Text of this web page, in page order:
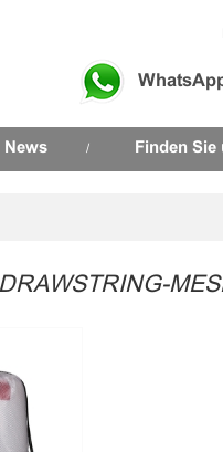
News / Finden Sie